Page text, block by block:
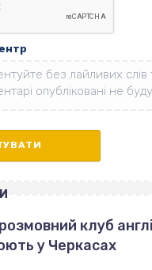
клуб
у Черкасах